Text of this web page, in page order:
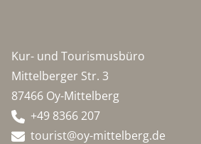
Kur- und Tourismusbüro
Mittelberger Str. 3
87466 Oy-Mittelberg
+49 8366 207
tourist@oy-mittelberg.de